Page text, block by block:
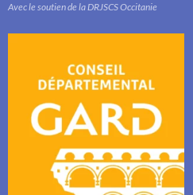
Avec le soutien de la DRJSCS Occitanie